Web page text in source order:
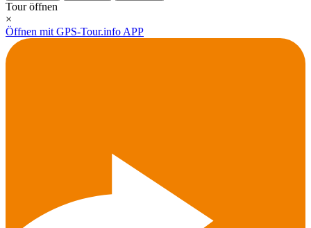
Tour öffnen
×
Öffnen mit GPS-Tour.info APP